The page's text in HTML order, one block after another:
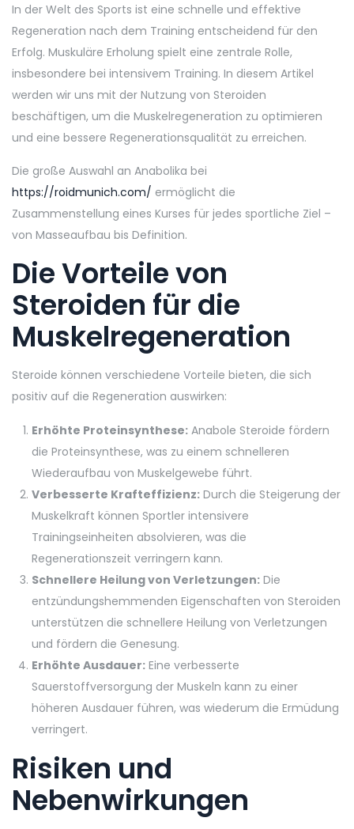
In der Welt des Sports ist eine schnelle und effektive
Regeneration nach dem Training entscheidend für den
Erfolg. Muskuläre Erholung spielt eine zentrale Rolle,
insbesondere bei intensivem Training. In diesem Artikel
werden wir uns mit der Nutzung von Steroiden
beschäftigen, um die Muskelregeneration zu optimieren
und eine bessere Regenerationsqualität zu erreichen.
Die große Auswahl an Anabolika bei
https://roidmunich.com/ ermöglicht die
Zusammenstellung eines Kurses für jedes sportliche Ziel –
von Masseaufbau bis Definition.
Die Vorteile von
Steroiden für die
Muskelregeneration
Steroide können verschiedene Vorteile bieten, die sich
positiv auf die Regeneration auswirken:
Erhöhte Proteinsynthese: Anabole Steroide fördern
die Proteinsynthese, was zu einem schnelleren
Wiederaufbau von Muskelgewebe führt.
Verbesserte Krafteffizienz: Durch die Steigerung der
Muskelkraft können Sportler intensivere
Trainingseinheiten absolvieren, was die
Regenerationszeit verringern kann.
Schnellere Heilung von Verletzungen: Die
entzündungshemmenden Eigenschaften von Steroiden
unterstützen die schnellere Heilung von Verletzungen
und fördern die Genesung.
Erhöhte Ausdauer: Eine verbesserte
Sauerstoffversorgung der Muskeln kann zu einer
höheren Ausdauer führen, was wiederum die Ermüdung
verringert.
Risiken und
Nebenwirkungen